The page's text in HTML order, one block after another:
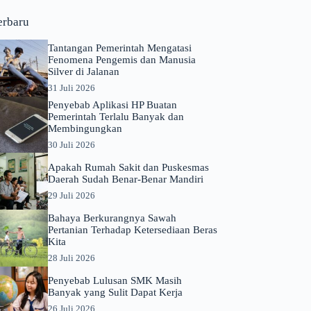
Tantangan Pemerintah Mengatasi
Fenomena Pengemis dan Manusia
Silver di Jalanan
31 Juli 2026
Penyebab Aplikasi HP Buatan
Pemerintah Terlalu Banyak dan
Membingungkan
30 Juli 2026
Apakah Rumah Sakit dan Puskesmas
Daerah Sudah Benar-Benar Mandiri
29 Juli 2026
Bahaya Berkurangnya Sawah
Pertanian Terhadap Ketersediaan Beras
Kita
28 Juli 2026
Penyebab Lulusan SMK Masih
Banyak yang Sulit Dapat Kerja
26 Juli 2026